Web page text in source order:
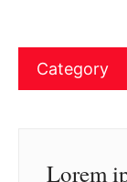
Category
Lorem